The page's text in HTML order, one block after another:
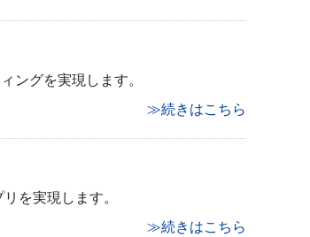
ングを実現します。
≫続きはこちら
を実現します。
≫続きはこちら